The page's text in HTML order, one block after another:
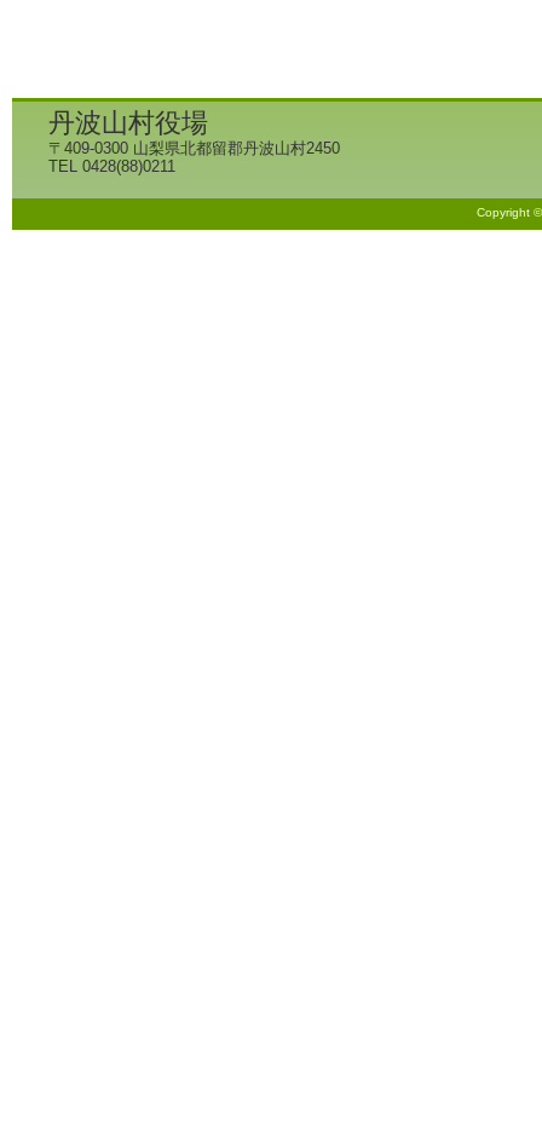
丹波山村役場
〒409-0300 山梨県北都留郡丹波山村2450
TEL 0428(88)0211
Copyright